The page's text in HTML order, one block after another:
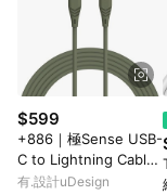
由網頁版(電腦版/手機
無法進行 LINE POINTS 回饋。 (5) LINE 購物
平台，商品資料更新會
位、贈品與台灣樂天市
(6) 導購訂單已逾 365
不符合回饋資格。 (7) 若上述或其他原因，致使消費者無接收到
點數回饋或點數回饋有
追訴之權利，活動詳情
$599
+886｜極Sense USB-
C to Lightning Cable
快充充電線1.8M(軍綠)
有.設計uDesign